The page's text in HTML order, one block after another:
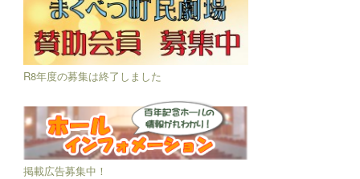
R8年度の募集は終了しました
掲載広告募集中！